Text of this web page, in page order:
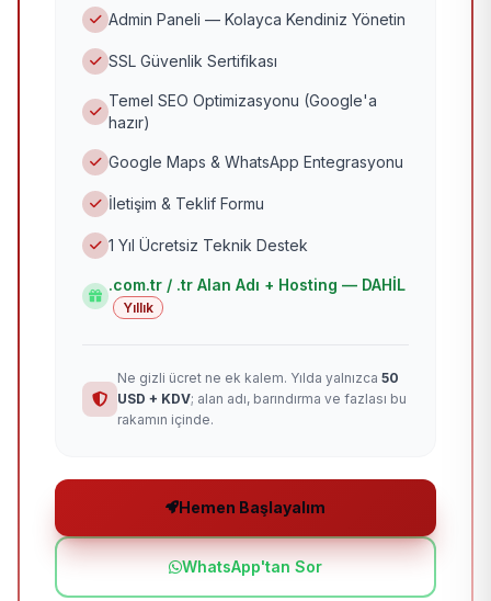
Admin Paneli — Kolayca Kendiniz Yönetin
SSL Güvenlik Sertifikası
Temel SEO Optimizasyonu (Google'a
hazır)
Google Maps & WhatsApp Entegrasyonu
İletişim & Teklif Formu
1 Yıl Ücretsiz Teknik Destek
.com.tr / .tr Alan Adı + Hosting — DAHİL
Yıllık
Ne gizli ücret ne ek kalem. Yılda yalnızca 50
USD + KDV; alan adı, barındırma ve fazlası bu
rakamın içinde.
Hemen Başlayalım
WhatsApp'tan Sor